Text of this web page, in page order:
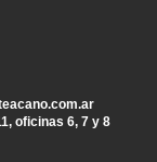
oficinas 6, 7 y 8